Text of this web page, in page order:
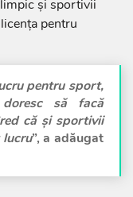
și sportivii
pentru
pentru sport,
să facă
că și sportivii
”, a adăugat